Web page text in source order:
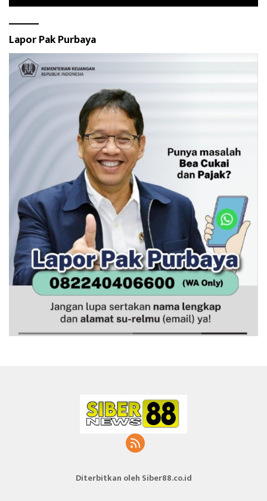
Lapor Pak Purbaya
Diterbitkan oleh Siber88.co.id